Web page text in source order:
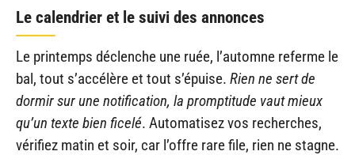
Le calendrier et le suivi des annonces
Le printemps déclenche une ruée, l’automne referme le
bal, tout s’accélère et tout s’épuise. Rien ne sert de
dormir sur une notification, la promptitude vaut mieux
qu’un texte bien ficelé. Automatisez vos recherches,
vérifiez matin et soir, car l’offre rare file, rien ne stagne.